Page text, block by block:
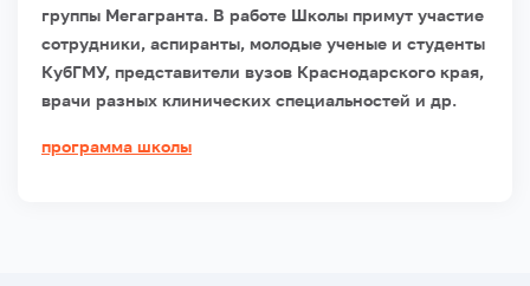
группы Мегагранта. В работе Школы примут участие
сотрудники, аспиранты, молодые ученые и студенты
КубГМУ, представители вузов Краснодарского края,
врачи разных клинических специальностей и др.
программа школы